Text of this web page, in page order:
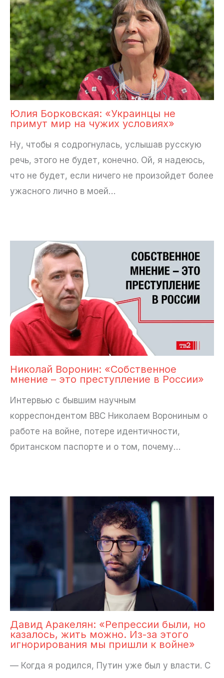
Юлия Борковская: «Украинцы не
примут мир на чужих условиях»
Ну, чтобы я содрогнулась, услышав русскую
речь, этого не будет, конечно. Ой, я надеюсь,
что не будет, если ничего не произойдет более
ужасного лично в моей…
Николай Воронин: «Собственное
мнение – это преступление в России»
Интервью с бывшим научным
корреспондентом BBC Николаем Ворониным о
работе на войне, потере идентичности,
британском паспорте и о том, почему…
Давид Аракелян: «Репрессии были, но
казалось, жить можно. Из-за этого
игнорирования мы пришли к войне»
— Когда я родился, Путин уже был у власти. С